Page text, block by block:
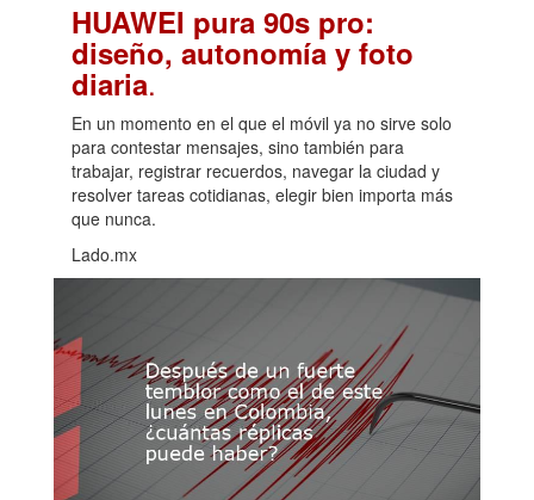
HUAWEI pura 90s pro:
diseño, autonomía y foto
diaria.
En un momento en el que el móvil ya no sirve solo
para contestar mensajes, sino también para
trabajar, registrar recuerdos, navegar la ciudad y
resolver tareas cotidianas, elegir bien importa más
que nunca.
Lado.mx